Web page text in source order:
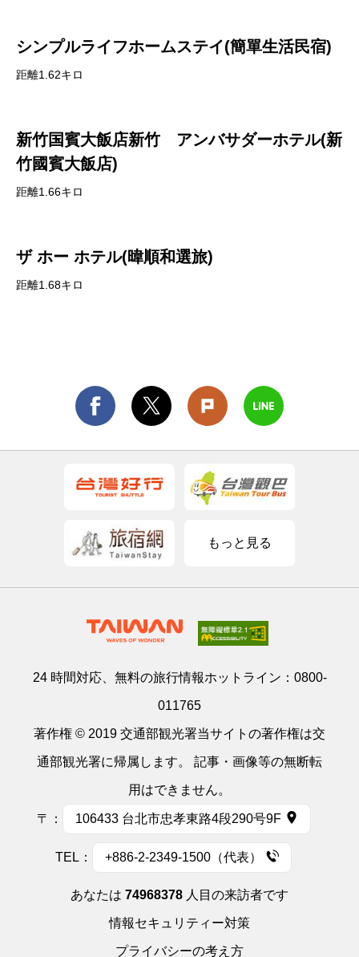
シンプルライフホームステイ(簡單生活民宿)
距離1.62キロ
新竹国賓大飯店新竹 アンバサダーホテル(新
竹國賓大飯店)
距離1.66キロ
ザ ホー ホテル(暐順和選旅)
距離1.68キロ
もっと見る
24 時間対応、無料の旅行情報ホットライン： 0800-
011765
著作権 © 2019 交通部観光署当サイトの著作権は交
通部観光署に帰属します。 記事・画像等の無断転
用はできません。
〒： 106433 台北市忠孝東路4段290号9F
TEL： +886-2-2349-1500（代表）
あなたは 74968378 人目の来訪者です
情報セキュリティー対策
プライバシーの考え方